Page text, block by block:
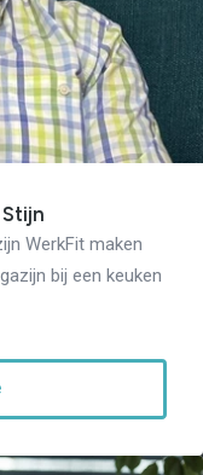
WerkFit maken
bij een keuken